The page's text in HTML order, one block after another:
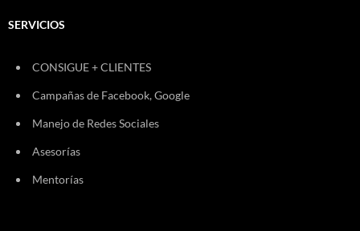
SERVICIOS
CONSIGUE + CLIENTES
Campañas de Facebook, Google
Manejo de Redes Sociales
Asesorías
Mentorías